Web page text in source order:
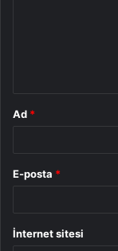
Ad *
E-posta *
İnternet sitesi